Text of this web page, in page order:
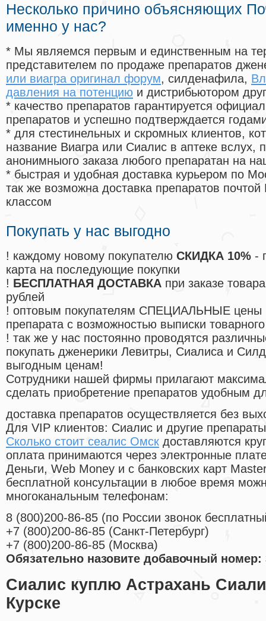
Несколько причино объясняющих
именно у нас?
* Мы являемся первым и единственным на
представителем по продаже препаратов
или виагра оригинал форум, силденафила,
давления на потенцию и дистрибьютором
* качество препаратов гарантируется
препаратов и успешно подтверждается
* для стестинельных и скромных клиентов,
название Виагра или Сиалис в аптеке вслух,
анонимныого заказа любого препаратан на
* быстрая и удобная доставка курьером по
так же возможна доставка препаратов
классом
Покупать у нас выгодно
! каждому новому покупателю СКИДКА 10% -
карта на последующие покупки
! БЕСПЛАТНАЯ ДОСТАВКА при заказе
рублей
! оптовым покупателям СПЕЦИАЛЬНЫЕ цены
препарата с возможностью выписки
! так же у нас постоянно проводятся
покупать дженерики Левитры, Сиалиса и
выгодным ценам!
Cотрудники нашей фирмы прилагают
сделать приобретение препаратов удобным
доставка препаратов осуществляется без
Для VIP клиентов: Сиалис и другие
Сколько стоит сеалис Омск доставляются
оплата принимаются через электронные
Деньги, Web Money и с банковских карт
бесплатной консультации в любое время
многоканальным телефонам:
8 (800)200-86-85 (по России звонок
+7 (800)200-86-85 (Санкт-Петербург)
+7 (800)200-86-85 (Москва)
Обязательно назовите добавочный номер:
Сиалис куплю Астрахань
Курске